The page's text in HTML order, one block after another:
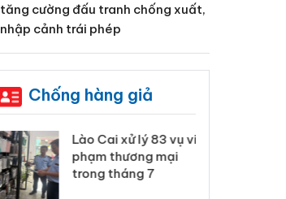
tăng cường đấu tranh chống xuất,
nhập cảnh trái phép
Chống hàng giả
Lào Cai xử lý 83 vụ vi
phạm thương mại
trong tháng 7